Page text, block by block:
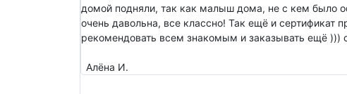
домой подняли, так как малыш дома, не с кем было
очень давольна, все классно! Так ещё и сертификат
рекомендовать всем знакомым и заказывать ещё )))
Алёна И.